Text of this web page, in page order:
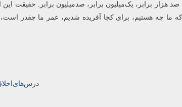
برابر، یک‌میلیون برابر، صدمیلیون برابر. حقیقت
که ما چه هستیم، برای کجا آفریده شدیم، عمر ما چقدر
درس‌های‌اخلاق